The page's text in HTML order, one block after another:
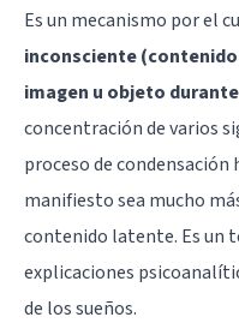
Es un mecanismo por el
inconsciente
imagen u objeto
concentración de varios
proceso de
manifiesto sea mucho
contenido latente. Es un
explicaciones
de los sueños.